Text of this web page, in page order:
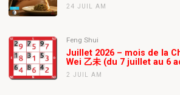
24 JUIL AM
Feng Shui
Juillet 2026 – mois de la
Wei 乙未 (du 7 juillet au 6
2 JUIL AM